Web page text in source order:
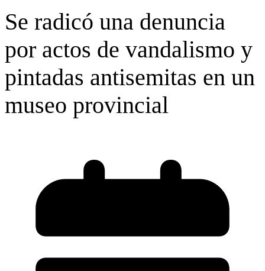
Se radicó una denuncia
por actos de vandalismo y
pintadas antisemitas en un
museo provincial